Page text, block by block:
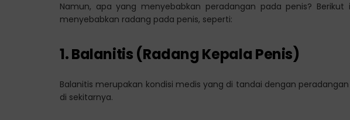
Namun, apa yang menyebabkan peradangan pada penis?
menyebabkan radang pada penis, seperti:
1. Balanitis (Radang Kepala Penis)
Balanitis merupakan kondisi medis yang di tandai dengan
di sekitarnya.